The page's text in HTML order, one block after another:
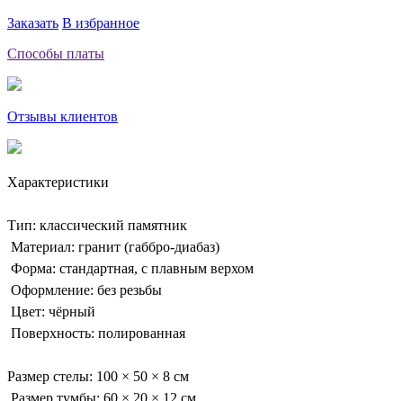
Заказать В избранное
Способы платы
Отзывы клиентов
Характеристики
Тип: классический памятник
Материал: гранит (габбро-диабаз)
Форма: стандартная, с плавным верхом
Оформление: без резьбы
Цвет: чёрный
Поверхность: полированная
Размер стелы: 100 × 50 × 8 см
Размер тумбы: 60 × 20 × 12 см